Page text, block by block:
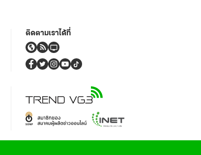
ติดตามเราได้ที่